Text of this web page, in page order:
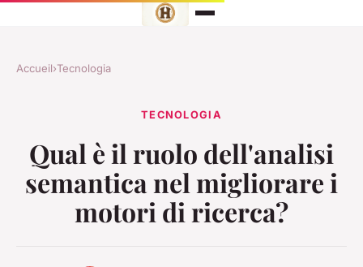
Accueil›Tecnologia
TECNOLOGIA
Qual è il ruolo dell'analisi
semantica nel migliorare i
motori di ricerca?